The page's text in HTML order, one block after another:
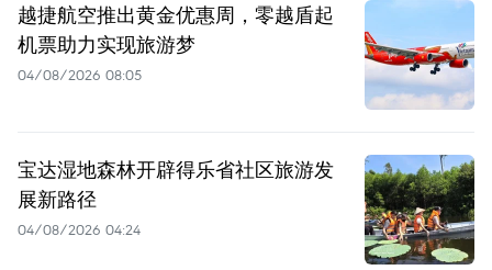
越捷航空推出黄金优惠周，零越盾起
机票助力实现旅游梦
04/08/2026 08:05
宝达湿地森林开辟得乐省社区旅游发
展新路径
04/08/2026 04:24